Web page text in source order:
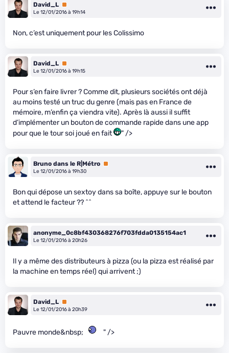
David_L Premium
Le 12/01/2016 à 19h14
Non, c’est uniquement pour les Colissimo
David_L Premium
Le 12/01/2016 à 19h15
Pour s’en faire livrer ? Comme dit, plusieurs sociétés ont déjà
au moins testé un truc du genre (mais pas en France de
mémoire, m’enfin ça viendra vite). Après là aussi il suffit
d’implémenter un bouton de commande rapide dans une app
pour que le tour soi joué en fait
" />
Bruno dans le R|Métro Premium
Le 12/01/2016 à 19h30
Bon qui dépose un sextoy dans sa boîte, appuye sur le bouton
et attend le facteur ?? ^^
anonyme_0c8bf430368276f703fdda0135154ac1
Le 12/01/2016 à 20h26
Il y a même des distributeurs à pizza (ou la pizza est réalisé par
la machine en temps réel) qui arrivent ;)
David_L Premium
Le 12/01/2016 à 20h39
Pauvre monde&nbsp; " />